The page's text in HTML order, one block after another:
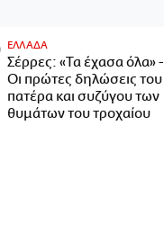
ΕΛΛΑΔΑ
Σέρρες: «Τα έχασα όλα» -
Οι πρώτες δηλώσεις του
πατέρα και συζύγου των
θυμάτων του τροχαίου